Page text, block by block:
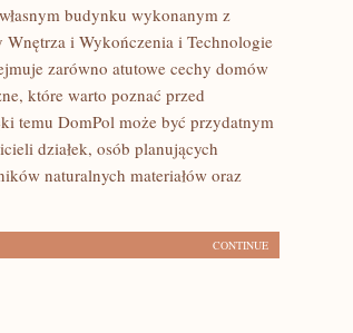
budynku wykonanym z
Wnętrza i Wykończenia i Technologie
zarówno atutowe cechy domów
które warto poznać przed
temu DomPol może być przydatnym
działek, osób planujących
naturalnych materiałów oraz
CONTINUE